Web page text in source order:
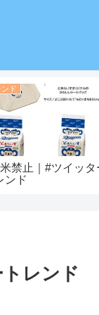
ンド
禁止｜#ツイッタ
ンド
レンド